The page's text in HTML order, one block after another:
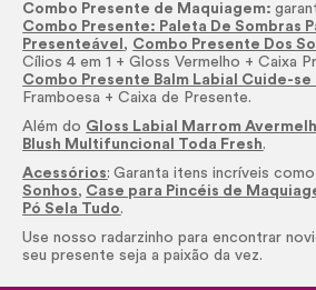
Combo Presente de Maquiagem:
Combo Presente: Paleta De Sombras
Presenteável , Combo Presente Dos
Cílios 4 em 1 +Gloss Vermelho + Caixa
Combo Presente Balm Labial Cuide-se
Framboesa + Caixa de Presente.
Além do Gloss Labial Marrom
Blush Multifuncional Toda Fresh.
Acessórios: Garanta itens incríveis como
Sonhos, Case para Pincéis de
Pó Sela Tudo.
Use nosso radarzinho para encontrar
seu presente seja a paixão da vez.